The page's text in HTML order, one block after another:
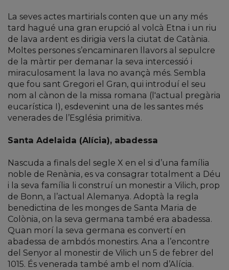
La seves actes martirials conten que un any més
tard hagué una gran erupció al volcà Etna i un riu
de lava ardent es dirigia vers la ciutat de Catània.
Moltes persones s’encaminaren llavors al sepulcre
de la màrtir per demanar la seva intercessió i
miraculosament la lava no avançà més. Sembla
que fou sant Gregori el Gran, qui introduí el seu
nom al cànon de la missa romana (l'actual pregària
eucarística I), esdevenint una de les santes més
venerades de l’Església primitiva.
Santa Adelaida (Alícia), abadessa
Nascuda a finals del segle X en el si d’una família
noble de Renània, es va consagrar totalment a Déu
i la seva família li construí un monestir a Vilich, prop
de Bonn, a l’actual Alemanya. Adoptà la regla
benedictina de les monges de Santa Maria de
Colònia, on la seva germana també era abadessa.
Quan morí la seva germana es convertí en
abadessa de ambdós monestirs. Ana a l’encontre
del Senyor al monestir de Vilich un 5 de febrer del
1015. És venerada també amb el nom d’Alícia.